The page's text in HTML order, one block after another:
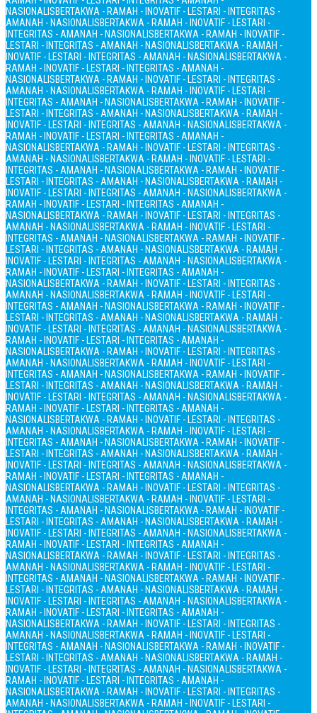
NASIONALISBERTAKWA - RAMAH - INOVATIF - LESTARI - INTEGRITAS -
AMANAH - NASIONALISBERTAKWA - RAMAH - INOVATIF - LESTARI -
INTEGRITAS - AMANAH - NASIONALISBERTAKWA - RAMAH - INOVATIF -
LESTARI - INTEGRITAS - AMANAH - NASIONALISBERTAKWA - RAMAH -
INOVATIF - LESTARI - INTEGRITAS - AMANAH - NASIONALISBERTAKWA -
RAMAH - INOVATIF - LESTARI - INTEGRITAS - AMANAH -
NASIONALISBERTAKWA - RAMAH - INOVATIF - LESTARI - INTEGRITAS -
AMANAH - NASIONALISBERTAKWA - RAMAH - INOVATIF - LESTARI -
INTEGRITAS - AMANAH - NASIONALISBERTAKWA - RAMAH - INOVATIF -
LESTARI - INTEGRITAS - AMANAH - NASIONALISBERTAKWA - RAMAH -
INOVATIF - LESTARI - INTEGRITAS - AMANAH - NASIONALISBERTAKWA -
RAMAH - INOVATIF - LESTARI - INTEGRITAS - AMANAH -
NASIONALISBERTAKWA - RAMAH - INOVATIF - LESTARI - INTEGRITAS -
AMANAH - NASIONALISBERTAKWA - RAMAH - INOVATIF - LESTARI -
INTEGRITAS - AMANAH - NASIONALISBERTAKWA - RAMAH - INOVATIF -
LESTARI - INTEGRITAS - AMANAH - NASIONALISBERTAKWA - RAMAH -
INOVATIF - LESTARI - INTEGRITAS - AMANAH - NASIONALISBERTAKWA -
RAMAH - INOVATIF - LESTARI - INTEGRITAS - AMANAH -
NASIONALISBERTAKWA - RAMAH - INOVATIF - LESTARI - INTEGRITAS -
AMANAH - NASIONALISBERTAKWA - RAMAH - INOVATIF - LESTARI -
INTEGRITAS - AMANAH - NASIONALISBERTAKWA - RAMAH - INOVATIF -
LESTARI - INTEGRITAS - AMANAH - NASIONALISBERTAKWA - RAMAH -
INOVATIF - LESTARI - INTEGRITAS - AMANAH - NASIONALISBERTAKWA -
RAMAH - INOVATIF - LESTARI - INTEGRITAS - AMANAH -
NASIONALISBERTAKWA - RAMAH - INOVATIF - LESTARI - INTEGRITAS -
AMANAH - NASIONALISBERTAKWA - RAMAH - INOVATIF - LESTARI -
INTEGRITAS - AMANAH - NASIONALISBERTAKWA - RAMAH - INOVATIF -
LESTARI - INTEGRITAS - AMANAH - NASIONALISBERTAKWA - RAMAH -
INOVATIF - LESTARI - INTEGRITAS - AMANAH - NASIONALISBERTAKWA -
RAMAH - INOVATIF - LESTARI - INTEGRITAS - AMANAH -
NASIONALISBERTAKWA - RAMAH - INOVATIF - LESTARI - INTEGRITAS -
AMANAH - NASIONALISBERTAKWA - RAMAH - INOVATIF - LESTARI -
INTEGRITAS - AMANAH - NASIONALISBERTAKWA - RAMAH - INOVATIF -
LESTARI - INTEGRITAS - AMANAH - NASIONALISBERTAKWA - RAMAH -
INOVATIF - LESTARI - INTEGRITAS - AMANAH - NASIONALISBERTAKWA -
RAMAH - INOVATIF - LESTARI - INTEGRITAS - AMANAH -
NASIONALISBERTAKWA - RAMAH - INOVATIF - LESTARI - INTEGRITAS -
AMANAH - NASIONALISBERTAKWA - RAMAH - INOVATIF - LESTARI -
INTEGRITAS - AMANAH - NASIONALISBERTAKWA - RAMAH - INOVATIF -
LESTARI - INTEGRITAS - AMANAH - NASIONALISBERTAKWA - RAMAH -
INOVATIF - LESTARI - INTEGRITAS - AMANAH - NASIONALISBERTAKWA -
RAMAH - INOVATIF - LESTARI - INTEGRITAS - AMANAH -
NASIONALISBERTAKWA - RAMAH - INOVATIF - LESTARI - INTEGRITAS -
AMANAH - NASIONALISBERTAKWA - RAMAH - INOVATIF - LESTARI -
INTEGRITAS - AMANAH - NASIONALISBERTAKWA - RAMAH - INOVATIF -
LESTARI - INTEGRITAS - AMANAH - NASIONALISBERTAKWA - RAMAH -
INOVATIF - LESTARI - INTEGRITAS - AMANAH - NASIONALISBERTAKWA -
RAMAH - INOVATIF - LESTARI - INTEGRITAS - AMANAH -
NASIONALISBERTAKWA - RAMAH - INOVATIF - LESTARI - INTEGRITAS -
AMANAH - NASIONALISBERTAKWA - RAMAH - INOVATIF - LESTARI -
INTEGRITAS - AMANAH - NASIONALISBERTAKWA - RAMAH - INOVATIF -
LESTARI - INTEGRITAS - AMANAH - NASIONALISBERTAKWA - RAMAH -
INOVATIF - LESTARI - INTEGRITAS - AMANAH - NASIONALISBERTAKWA -
RAMAH - INOVATIF - LESTARI - INTEGRITAS - AMANAH -
NASIONALISBERTAKWA - RAMAH - INOVATIF - LESTARI - INTEGRITAS -
AMANAH - NASIONALISBERTAKWA - RAMAH - INOVATIF - LESTARI -
INTEGRITAS - AMANAH - NASIONALISBERTAKWA - RAMAH - INOVATIF -
LESTARI - INTEGRITAS - AMANAH - NASIONALISBERTAKWA - RAMAH -
INOVATIF - LESTARI - INTEGRITAS - AMANAH - NASIONALISBERTAKWA -
RAMAH - INOVATIF - LESTARI - INTEGRITAS - AMANAH -
NASIONALISBERTAKWA - RAMAH - INOVATIF - LESTARI - INTEGRITAS -
AMANAH - NASIONALISBERTAKWA - RAMAH - INOVATIF - LESTARI -